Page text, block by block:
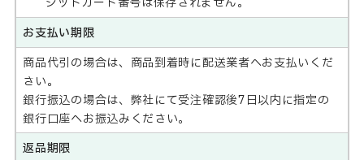
お支払い期限
商品代引の場合は、商品到着時に配送業者へお支払いくだ
さい。
銀行振込の場合は、弊社にて受注確認後7日以内に指定の
銀行口座へお振込みください。
返品期限